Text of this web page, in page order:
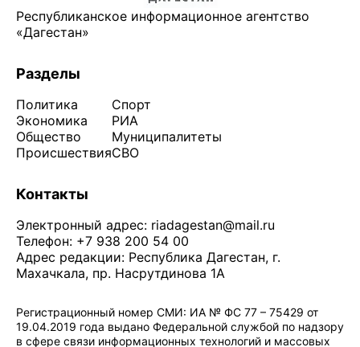
Республиканское информационное агентство
«Дагестан»
Разделы
Политика
Экономика
Общество
Происшествия
Спорт
РИА
Муниципалитеты
СВО
Контакты
Электронный адрес: riadagestan@mail.ru
Телефон: +7 938 200 54 00
Адрес редакции: Республика Дагестан, г.
Махачкала, пр. Насрутдинова 1А
Регистрационный номер СМИ: ИА № ФС 77 – 75429 от
19.04.2019 года выдано Федеральной службой по надзору
в сфере связи информационных технологий и массовых